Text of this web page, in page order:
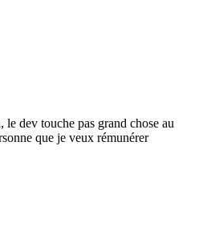
le dev touche pas grand chose au
que je veux rémunérer